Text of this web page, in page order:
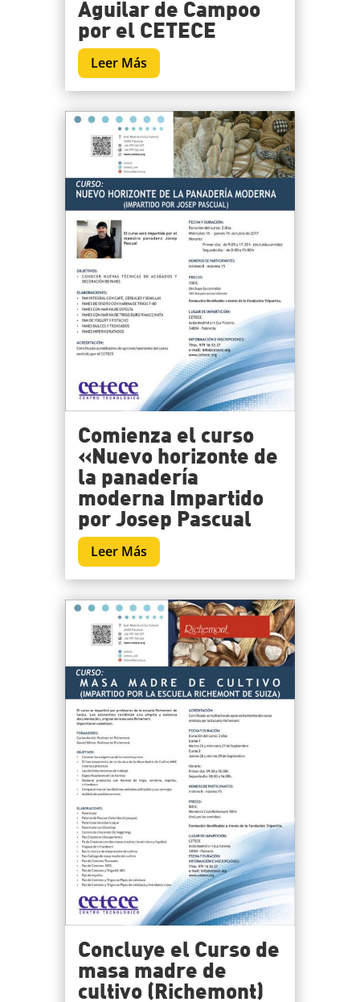
Aguilar de Campoo
por el CETECE
Leer Más
Comienza el curso
«Nuevo horizonte de
la panadería
moderna Impartido
por Josep Pascual
Leer Más
Concluye el Curso de
masa madre de
cultivo (Richemont)